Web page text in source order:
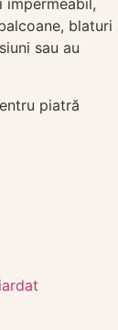
impermeabil,
blaturi
sau au
piatră